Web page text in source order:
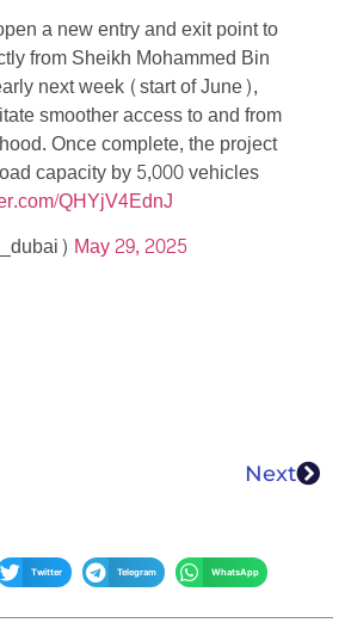
a new entry and exit point to
from Sheikh Mohammed Bin
next week (start of June),
smoother access to and from
Once complete, the project
capacity by 5,000 vehicles
QHYjV4EdnJ
May 29, 2025
Next
Twitter Telegram WhatsApp